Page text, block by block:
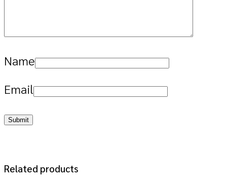
Name
Email
Related products